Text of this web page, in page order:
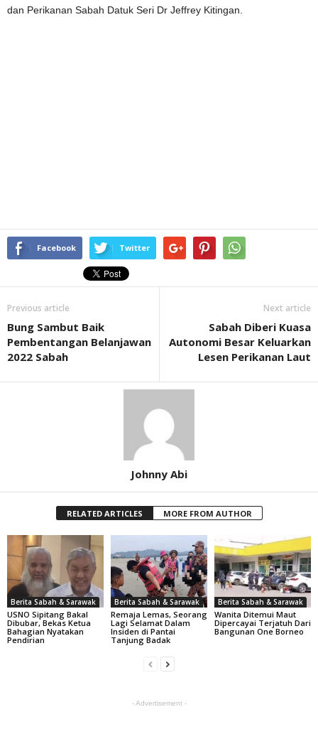
dan Perikanan Sabah Datuk Seri Dr Jeffrey Kitingan.
Facebook Twitter
Previous article
Bung Sambut Baik
Pembentangan Belanjawan
2022 Sabah
Next article
Sabah Diberi Kuasa
Autonomi Besar Keluarkan
Lesen Perikanan Laut
Johnny Abi
RELATED ARTICLES MORE FROM AUTHOR
Berita Sabah & Sarawak
USNO Sipitang Bakal
Dibubar, Bekas Ketua
Bahagian Nyatakan
Pendirian
Berita Sabah & Sarawak
Remaja Lemas, Seorang
Lagi Selamat Dalam
Insiden di Pantai
Tanjung Badak
Berita Sabah & Sarawak
Wanita Ditemui Maut
Dipercayai Terjatuh Dari
Bangunan One Borneo
- Advertisement -